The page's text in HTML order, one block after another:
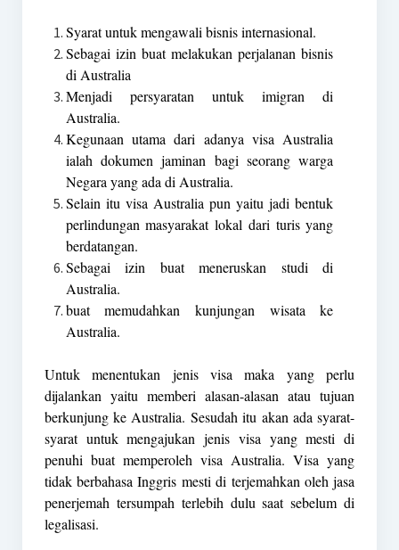
Syarat untuk mengawali bisnis internasional.
Sebagai izin buat melakukan perjalanan bisnis
di Australia
Menjadi persyaratan untuk imigran di
Australia.
Kegunaan utama dari adanya visa Australia
ialah dokumen jaminan bagi seorang warga
Negara yang ada di Australia.
Selain itu visa Australia pun yaitu jadi bentuk
perlindungan masyarakat lokal dari turis yang
berdatangan.
Sebagai izin buat meneruskan studi di
Australia.
buat memudahkan kunjungan wisata ke
Australia.
Untuk menentukan jenis visa maka yang perlu
dijalankan yaitu memberi alasan-alasan atau tujuan
berkunjung ke Australia. Sesudah itu akan ada syarat-
syarat untuk mengajukan jenis visa yang mesti di
penuhi buat memperoleh visa Australia. Visa yang
tidak berbahasa Inggris mesti di terjemahkan oleh jasa
penerjemah tersumpah terlebih dulu saat sebelum di
legalisasi.